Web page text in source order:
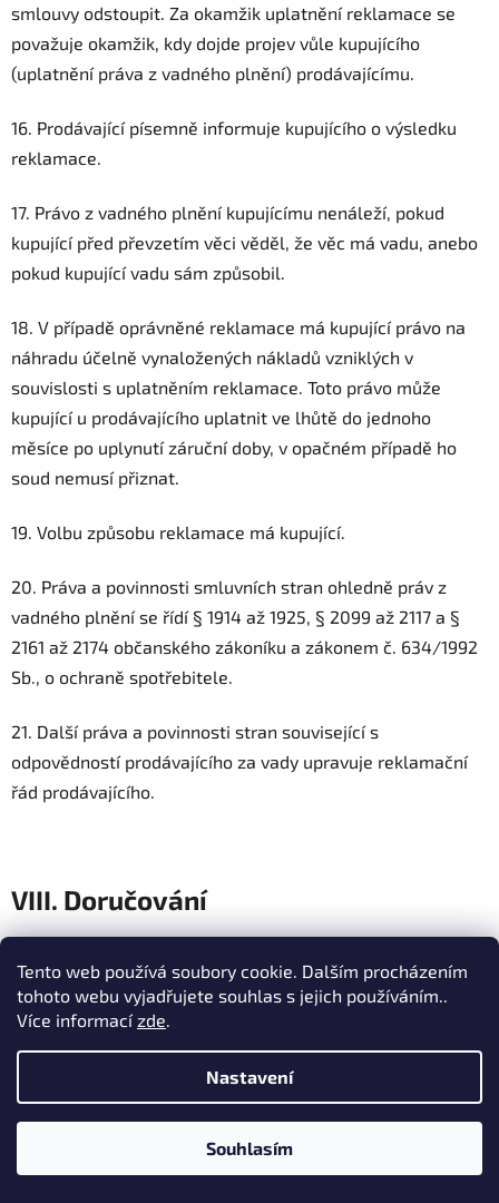
Tento web používá soubory cookie. Dalším procházením
tohoto webu vyjadřujete souhlas s jejich používáním..
Více informacízde.
Nastavení
Souhlasím
smlouvy odstoupit. Za okamžik uplatnění reklamace se
považuje okamžik, kdy dojde projev vůle kupujícího
(uplatnění práva z vadného plnění) prodávajícímu.
16. Prodávající písemně informuje kupujícího o výsledku
reklamace.
17. Právo z vadného plnění kupujícímu nenáleží, pokud
kupující před převzetím věci věděl, že věc má vadu, anebo
pokud kupující vadu sám způsobil.
18. V případě oprávněné reklamace má kupující právo na
náhradu účelně vynaložených nákladů vzniklých v
souvislosti s uplatněním reklamace. Toto právo může
kupující u prodávajícího uplatnit ve lhůtě do jednoho
měsíce po uplynutí záruční doby, v opačném případě ho
soud nemusí přiznat.
19. Volbu způsobu reklamace má kupující.
20. Práva a povinnosti smluvních stran ohledně práv z
vadného plnění se řídí § 1914 až 1925, § 2099 až 2117 a §
2161 až 2174 občanského zákoníku a zákonem č. 634/1992
Sb., o ochraně spotřebitele.
21. Další práva a povinnosti stran související s
odpovědností prodávajícího za vady upravuje reklamační
řád prodávajícího.
VIII. Doručování
korespondenci vzájemně doručovat prostřednictvím
elektronické pošty.
2. Kupující doručuje prodávajícímu korespondenci na
emailovou adresu uvedenou v těchto obchodních
podmínkách. Prodávající doručuje kupujícímu
korespondenci na emailovou adresu uvedenou v jeho